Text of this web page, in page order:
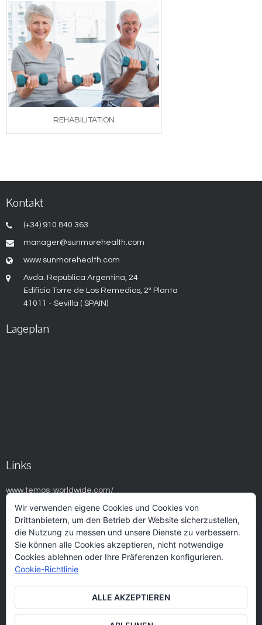
REHABILITATION
Kontakt
(+34) 910 840 363
manager@sunmorehealth.com
www.sunmorehealth.com
Avda. República Argentina, 24
Edificio Torre de Los Remedios, 2ª Planta
41011 - Sevilla ( SPAIN)
Lageplan
Links
www.temos-worldwide.com/
www.spaincares.com/
www.ifema.es/fitur_01/FiturSalud/index.htm
www.fundacionidis.com/
www.jointcommissioninternational.org/
www.medicaltourismcongress.com/
Wir verwenden eigene Cookies und Cookies von
Drittanbietern, um den Betrieb der Website sicherzustellen,
die Nutzung zu messen und unsere Dienste zu verbessern.
Sie können alle Cookies akzeptieren, nicht notwendige
Cookies ablehnen oder Ihre Präferenzen konfigurieren.
Cookie-Richtlinie
ALLE AKZEPTIEREN